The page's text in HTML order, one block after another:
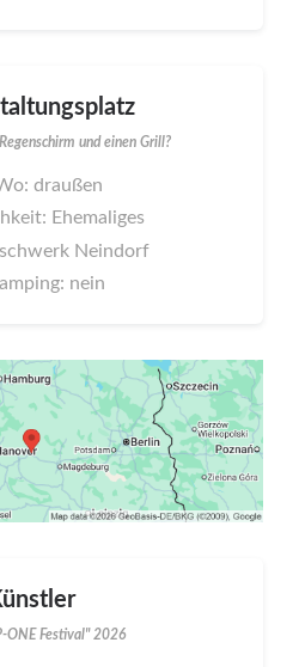
und einen Grill?
draußen
Ehemaliges
Neindorf
nein
ONE Festival" 2026